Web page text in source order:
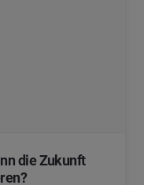
die Zukunft